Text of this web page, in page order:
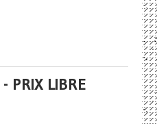
PRIX LIBRE